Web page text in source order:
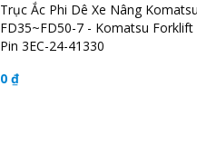
Trục Ắc Phi Dê Xe Nâng Komatsu
FD35~FD50-7 - Komatsu Forklift
Pin 3EC-24-41330
0 ₫